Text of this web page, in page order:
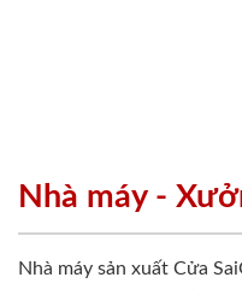
Nhà máy -
Nhà máy sản xuất Cửa